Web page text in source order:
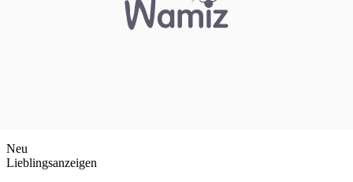
Neu
Lieblingsanzeigen